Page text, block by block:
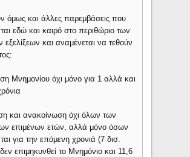
όμως και άλλες παρεμβάσεις που
εδώ και καιρό στο περιθώριο των
εξελίξεων και αναμένεται να τεθούν
Μνημονίου όχι μόνο για 1 αλλά και
και ανακοίνωση όχι όλων των
επιμένων ετών, αλλά μόνο όσων
για την επόμενη χρονιά (7 δισ.
επιμηκυνθεί το Μνημόνιο και 11,6